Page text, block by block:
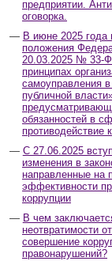
предприятии.
оговорка.
В июне 2025 года
положения
20.03.2025 № 33-
принципах
самоуправления
публичной
обязанностей в
противодействие
С 27.06.2025
изменения в
направленные на
эффективности
коррупции
В чем
неотвратимости
совершение
правонарушений?